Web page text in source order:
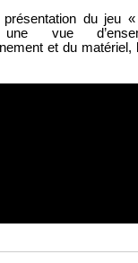
du jeu
vue
et du matériel,